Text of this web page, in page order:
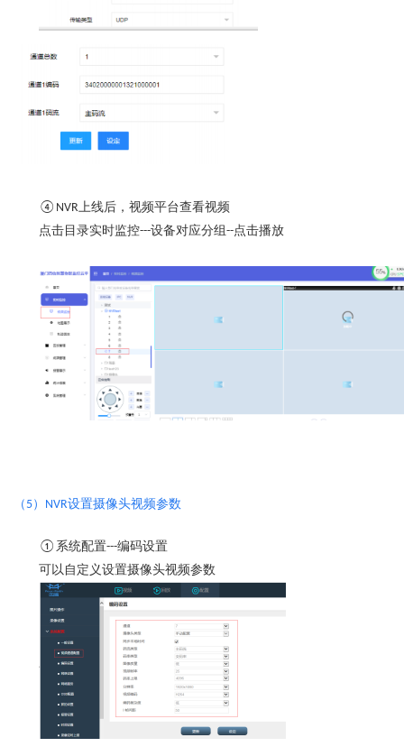
④ NVR上线后，视频平台查看视频
点击目录实时监控---设备对应分组 --点击播放
（ 5） NVR设置摄像头视频参数
① 系统配置---编码设置
可以自定义设置摄像头视频参数